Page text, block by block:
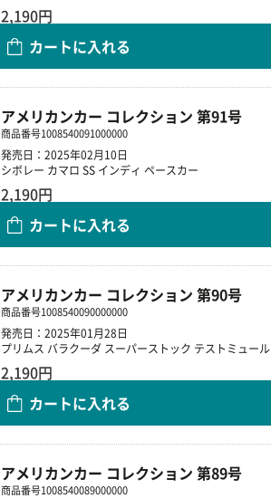
2,190円
カートに入れる
アメリカンカー コレクション 第91号
商品番号1008540091000000
発売日：2025年02月10日
シボレー カマロ SS インディ ペースカー
2,190円
カートに入れる
アメリカンカー コレクション 第90号
商品番号1008540090000000
発売日：2025年01月28日
プリムス バラクーダ スーパーストック テストミュール
2,190円
カートに入れる
アメリカンカー コレクション 第89号
商品番号1008540089000000